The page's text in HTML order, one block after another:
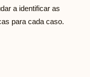
a identificar as
para cada caso.